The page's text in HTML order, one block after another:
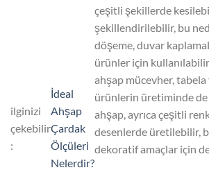
ilginizi
çekebilir
:
İdeal
Ahşap
Çardak
Ölçüleri
Nelerdir?
çeşitli şekillerde
şekillendirilebilir, bu
döşeme, duvar
ürünler için
ahşap mücevher, tabela
ürünlerin üretiminde de
ahşap, ayrıca çeşitli
desenlerde üretilebilir,
dekoratif amaçlar için